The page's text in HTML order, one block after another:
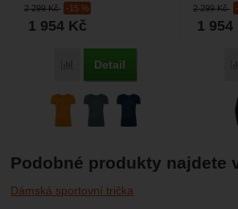
2 299Kč -15 %
1 954 Kč
Porovnat
Detail
Merino vlny a...
2 299Kč
1 954
190 g/m2,
Podobné produkty najdete
Dámská sportovní trička